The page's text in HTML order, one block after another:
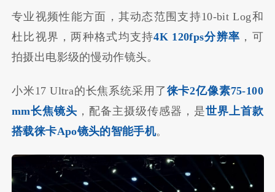
专业视频性能方面，其动态范围支持10-bit Log和
杜比视界，两种格式均支持4K 120fps分辨率 ，可
拍摄出电影级的慢动作镜头。
小米17 Ultra的长焦系统采用了徕卡2亿像素75-100
mm长焦镜头 ，配备主摄级传感器，是世界上首款
搭载徕卡Apo镜头的智能手机。